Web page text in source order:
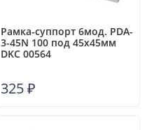
Рамка-суппорт 6мод. PDA-
3-45N 100 под 45х45мм
DKC 00564
325₽